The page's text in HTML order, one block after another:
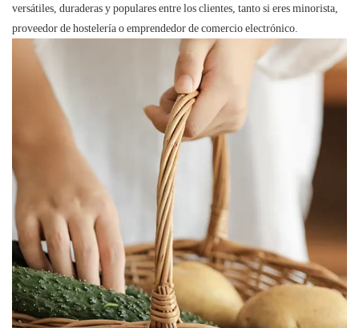
versátiles, duraderas y populares entre los clientes, tanto si eres minorista,
proveedor de hostelería o emprendedor de comercio electrónico.